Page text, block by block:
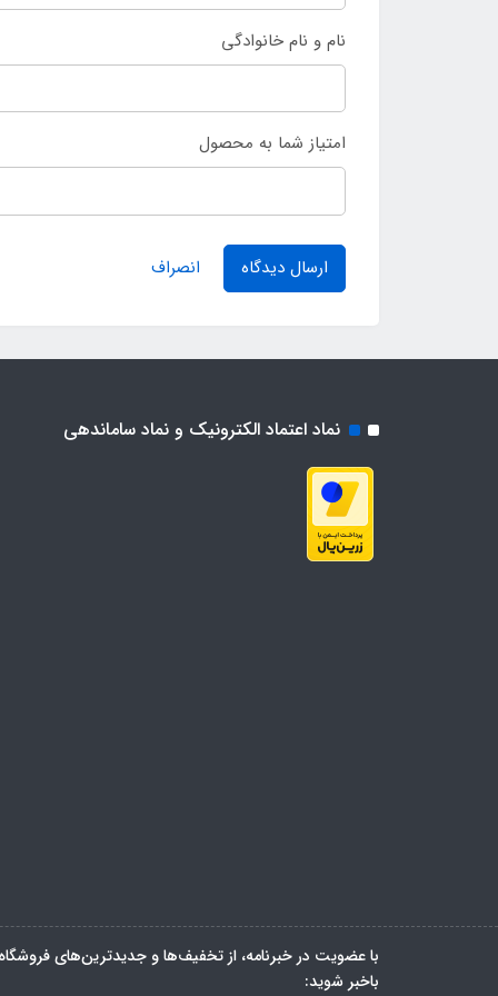
نام و نام خانوادگی
امتیاز شما به محصول
ارسال دیدگاه انصراف
نماد اعتماد الکترونیک و نماد ساماندهی
با عضویت در خبرنامه، از تخفیف‌ها و جدیدترین‌های فروشگاه
باخبر شوید: